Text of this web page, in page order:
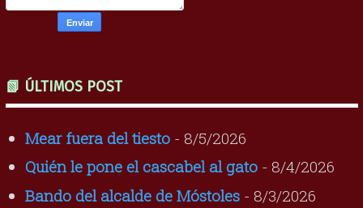
📗 ÚLTIMOS POST
Mear fuera del tiesto- 8/5/2026
Quién le pone el cascabel al gato- 8/4/2026
Bando del alcalde de Móstoles- 8/3/2026